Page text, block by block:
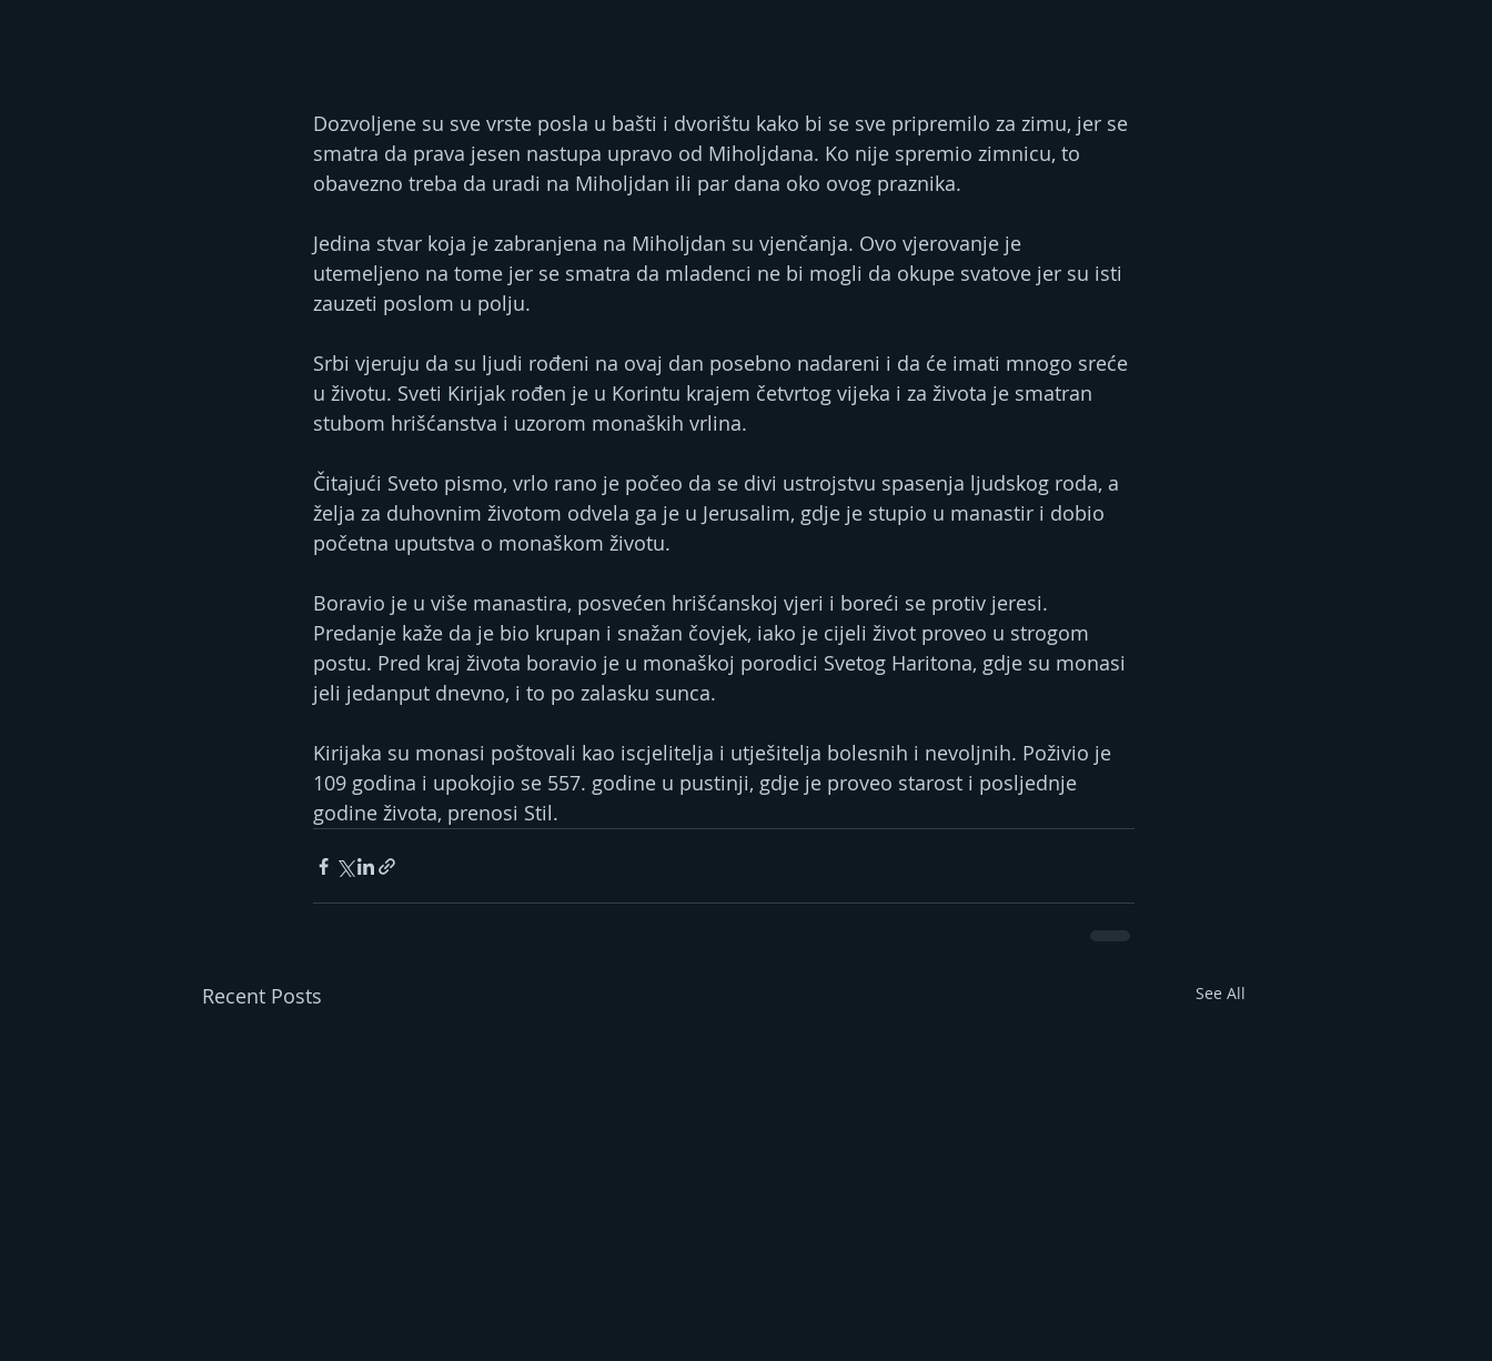
Dozvoljene su sve vrste posla u bašti i dvorištu kako bi se sve pripremilo za zimu, jer se
smatra da prava jesen nastupa upravo od Miholjdana. Ko nije spremio zimnicu, to
obavezno treba da uradi na Miholjdan ili par dana oko ovog praznika.
Jedina stvar koja je zabranjena na Miholjdan su vjenčanja. Ovo vjerovanje je
utemeljeno na tome jer se smatra da mladenci ne bi mogli da okupe svatove jer su isti
zauzeti poslom u polju.
Srbi vjeruju da su ljudi rođeni na ovaj dan posebno nadareni i da će imati mnogo sreće
u životu. Sveti Kirijak rođen je u Korintu krajem četvrtog vijeka i za života je smatran
stubom hrišćanstva i uzorom monaških vrlina.
Čitajući Sveto pismo, vrlo rano je počeo da se divi ustrojstvu spasenja ljudskog roda, a
želja za duhovnim životom odvela ga je u Jerusalim, gdje je stupio u manastir i dobio
početna uputstva o monaškom životu.
Boravio je u više manastira, posvećen hrišćanskoj vjeri i boreći se protiv jeresi.
Predanje kaže da je bio krupan i snažan čovjek, iako je cijeli život proveo u strogom
postu. Pred kraj života boravio je u monaškoj porodici Svetog Haritona, gdje su monasi
jeli jedanput dnevno, i to po zalasku sunca.
Kirijaka su monasi poštovali kao iscjelitelja i utješitelja bolesnih i nevoljnih. Poživio je
109 godina i upokojio se 557. godine u pustinji, gdje je proveo starost i posljednje
godine života, prenosi Stil.
Recent Posts See All